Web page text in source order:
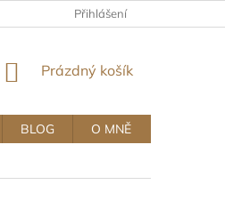
OBCHODNÍ A REKLAMAČNÍ PODMÍNKY
Přihlášení
NÁKUPNÍ
Prázdný košík
BLOG
O MNĚ